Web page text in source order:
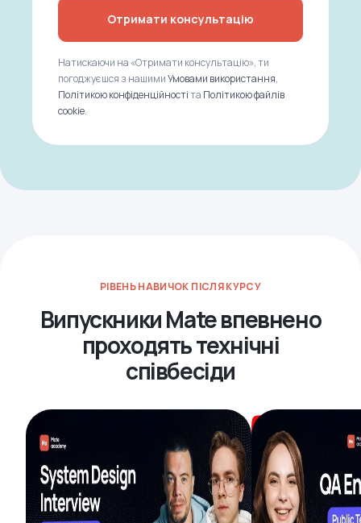
Отримати консультацію
Натискаючи на «Отримати консультацію», ти
погоджуєшся з нашимиУмовами використання,
Політикою конфіденційностіта Політикою файлів
cookie.
РІВЕНЬ НАВИЧОК ПІСЛЯ КУРСУ
Випускники Mate впевнено
проходять технічні
співбесіди